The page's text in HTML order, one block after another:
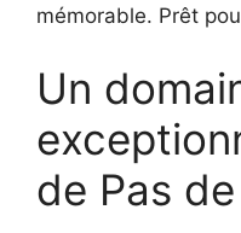
mémorable. Prêt
Un
de Pas